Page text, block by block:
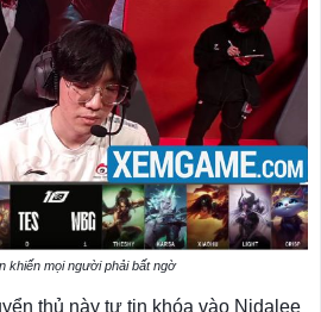
khiến mọi người phải bất ngờ
thủ này tự tin khóa vào Nidalee